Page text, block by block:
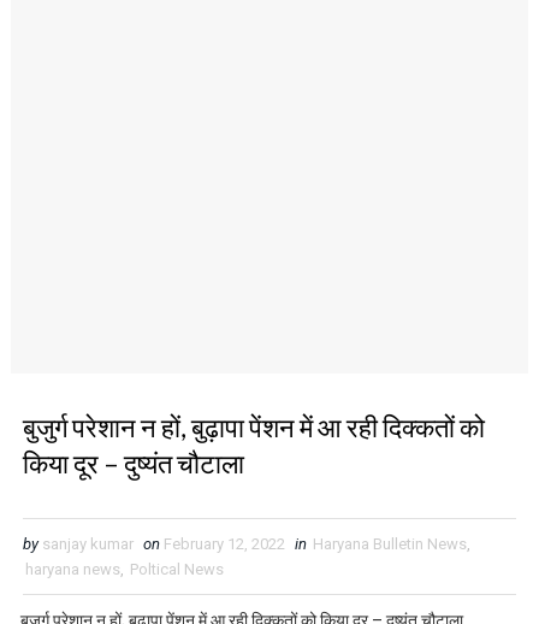
बुजुर्ग परेशान न हों, बुढ़ापा पेंशन में आ रही दिक्कतों को
किया दूर – दुष्यंत चौटाला
by sanjay kumar on February 12, 2022 in Haryana Bulletin News,
haryana news, Poltical News